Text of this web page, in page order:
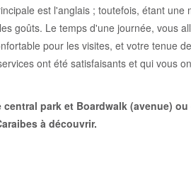
est l'anglais ; toutefois, étant une
goûts. Le temps d'une journée, vous
pour les visites, et votre tenue
ont été satisfaisants et qui vous
park et Boardwalk (avenue)
à découvrir.